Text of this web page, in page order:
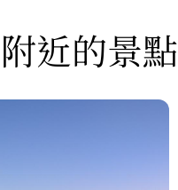
近的景點